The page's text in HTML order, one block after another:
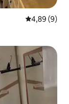
4,89 de uma
4,89 (9)